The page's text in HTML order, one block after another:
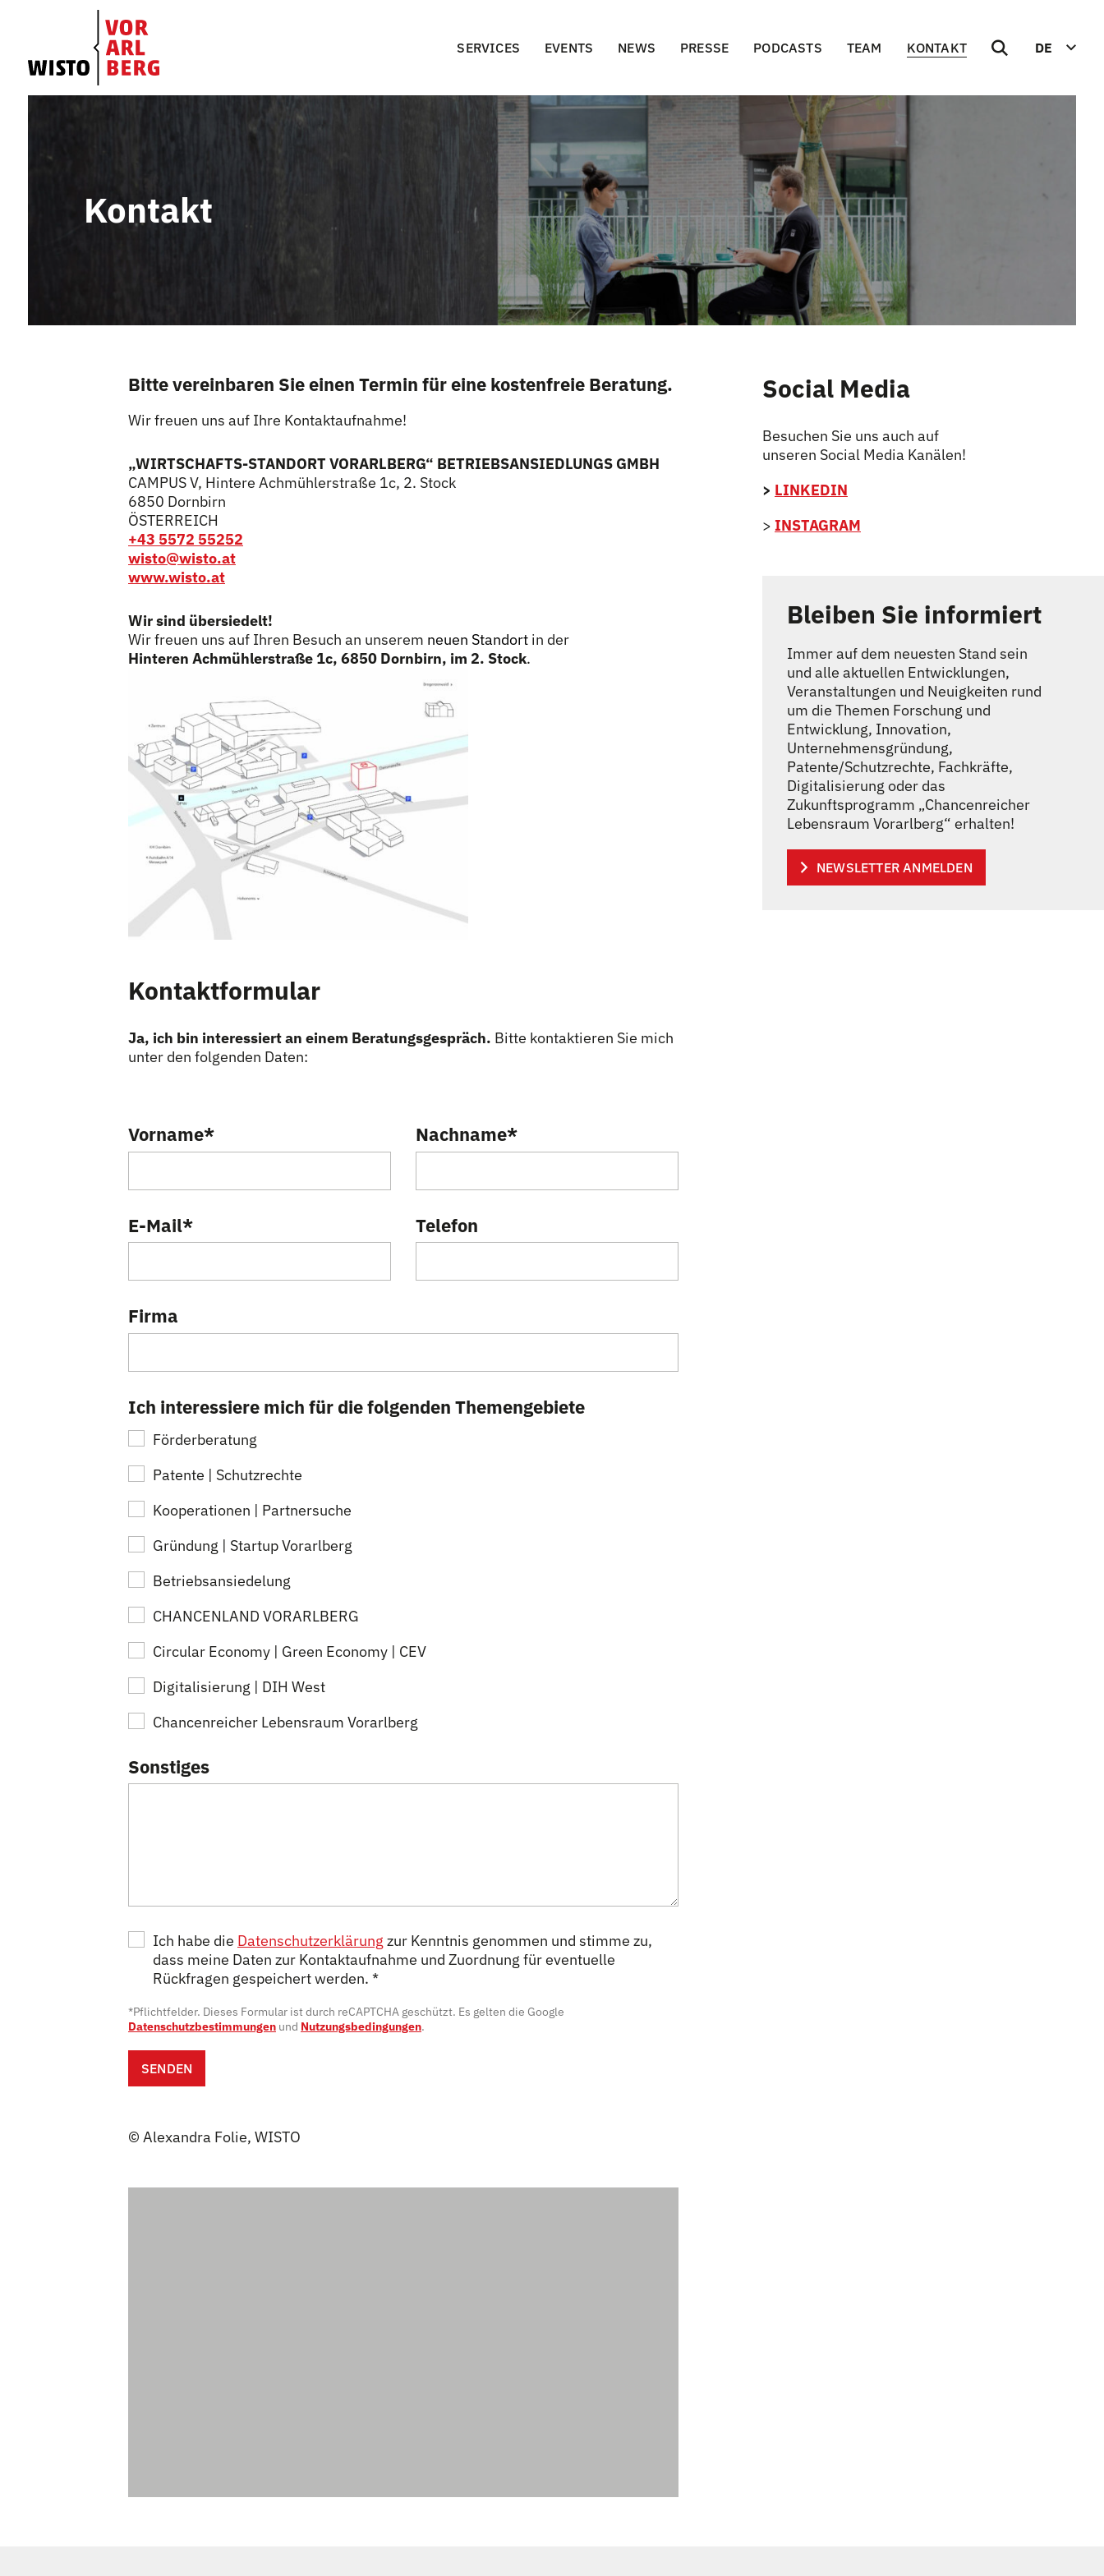
SERVICES EVENTS NEWS PRESSE PODCASTS TEAM KONTAKT DE
Kontakt
Bitte vereinbaren Sie einen Termin für eine kostenfreie Beratung.
Wir freuen uns auf Ihre Kontaktaufnahme!
„WIRTSCHAFTS-STANDORT VORARLBERG“ BETRIEBSANSIEDLUNGS GMBH
CAMPUS V, Hintere Achmühlerstraße 1c, 2. Stock
6850 Dornbirn
ÖSTERREICH
+43 5572 55252
wisto@wisto.at
www.wisto.at
Wir sind übersiedelt!
Wir freuen uns auf Ihren Besuch an unserem neuen Standort in der
Hinteren Achmühlerstraße 1c, 6850 Dornbirn, im 2. Stock.
Kontaktformular
Ja, ich bin interessiert an einem Beratungsgespräch. Bitte kontaktieren Sie mich
unter den folgenden Daten:
Vorname* Nachname*
E-Mail* Telefon
Firma
Ich interessiere mich für die folgenden Themengebiete
Förderberatung
Patente | Schutzrechte
Kooperationen | Partnersuche
Gründung | Startup Vorarlberg
Betriebsansiedelung
CHANCENLAND VORARLBERG
Circular Economy | Green Economy | CEV
Digitalisierung | DIH West
Chancenreicher Lebensraum Vorarlberg
Sonstiges
Ich habe die Datenschutzerklärung zur Kenntnis genommen und stimme zu,
dass meine Daten zur Kontaktaufnahme und Zuordnung für eventuelle
Rückfragen gespeichert werden. *
*Pflichtfelder. Dieses Formular ist durch reCAPTCHA geschützt. Es gelten die Google
Datenschutzbestimmungen und Nutzungsbedingungen.
SENDEN
© Alexandra Folie, WISTO
Social Media
Besuchen Sie uns auch auf
unseren Social Media Kanälen!
> LINKEDIN
> INSTAGRAM
Bleiben Sie informiert
Immer auf dem neuesten Stand sein
und alle aktuellen Entwicklungen,
Veranstaltungen und Neuigkeiten rund
um die Themen Forschung und
Entwicklung, Innovation,
Unternehmensgründung,
Patente/Schutzrechte, Fachkräfte,
Digitalisierung oder das
Zukunftsprogramm „Chancenreicher
Lebensraum Vorarlberg“ erhalten!
NEWSLETTER ANMELDEN